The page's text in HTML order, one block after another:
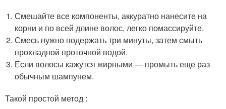
Смешайте все компоненты, аккуратно нанесите на
корни и по всей длине волос, легко помассируйте.
Смесь нужно подержать три минуты, затем смыть
прохладной проточной водой.
Если волосы кажутся жирными — промыть еще раз
обычным шампунем.
Такой простой метод :